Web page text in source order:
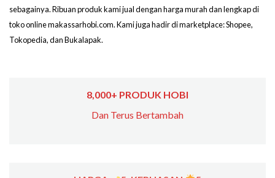
sebagainya. Ribuan produk kami jual dengan harga murah dan lengkap di
toko online makassarhobi.com. Kami juga hadir di marketplace: Shopee,
Tokopedia, dan Bukalapak.
8,000+ PRODUK HOBI
Dan Terus Bertambah